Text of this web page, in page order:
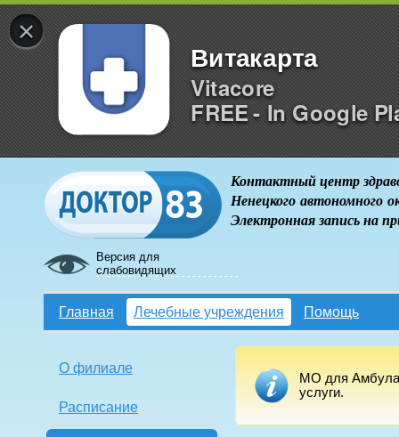
×
Витакарта
Vitacore
FREE - In Google
Версия для
слабовидящих
Контактный центр
Ненецкого автономного
Электронная запись на
Главная Лечебные учреждения Помощь
О филиале
Расписание
МО для
услуги.